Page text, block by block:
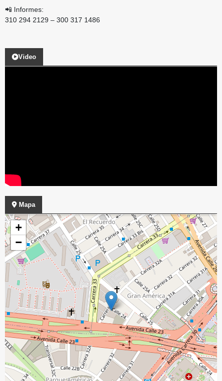
📲 Informes:
310 294 2129 – 300 317 1486
Video
Mapa
+
−